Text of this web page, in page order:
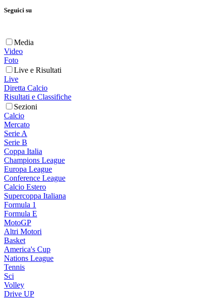
Seguici su
Media
Video
Foto
Live e Risultati
Live
Diretta Calcio
Risultati e Classifiche
Sezioni
Calcio
Mercato
Serie A
Serie B
Coppa Italia
Champions League
Europa League
Conference League
Calcio Estero
Supercoppa Italiana
Formula 1
Formula E
MotoGP
Altri Motori
Basket
America's Cup
Nations League
Tennis
Sci
Volley
Drive UP